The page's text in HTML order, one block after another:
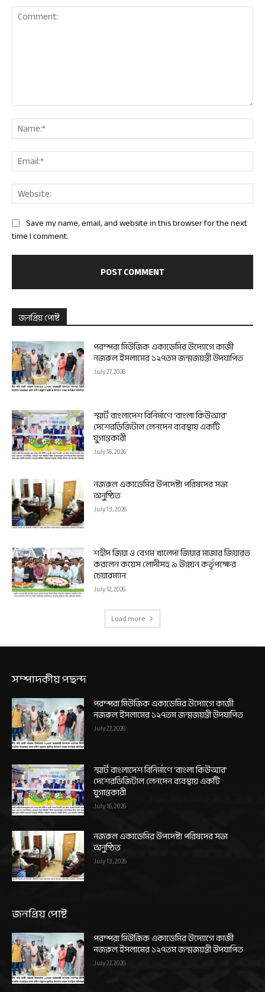
Save my name, email, and website in this browser for the next
time I comment.
জনপ্রিয় পোষ্ট
পরম্পরা মিউজিক একাডেমির উদ্যোগে কাজী
নজরুল ইসলামের ১২৭তম জন্মজয়ন্তী উদযাপিত
July 27, 2026
স্মার্ট বাংলাদেশ বিনির্মাণে ‘বাংলা কিউআর’
দেশেরডিজিটাল লেনদেন ব্যবস্থায় একটি
যুগান্তকারী
July 16, 2026
নজরুল একাডেমির উপদেষ্টা পরিষদের সভা
অনুষ্ঠিত
July 13, 2026
শহীদ জিয়া ও বেগম খালেদা জিয়ার মাজার জিয়ারত
করলেন কয়েস লোদীসহ ৯ উন্নয়ন কর্তৃপক্ষের
চেয়ারম্যান
July 12, 2026
Load more
সম্পাদকীয় পছন্দ
পরম্পরা মিউজিক একাডেমির উদ্যোগে কাজী
নজরুল ইসলামের ১২৭তম জন্মজয়ন্তী উদযাপিত
July 27, 2026
স্মার্ট বাংলাদেশ বিনির্মাণে ‘বাংলা কিউআর’
দেশেরডিজিটাল লেনদেন ব্যবস্থায় একটি
যুগান্তকারী
July 16, 2026
নজরুল একাডেমির উপদেষ্টা পরিষদের সভা
অনুষ্ঠিত
July 13, 2026
জনপ্রিয় পোষ্ট
পরম্পরা মিউজিক একাডেমির উদ্যোগে কাজী
নজরুল ইসলামের ১২৭তম জন্মজয়ন্তী উদযাপিত
July 27, 2026